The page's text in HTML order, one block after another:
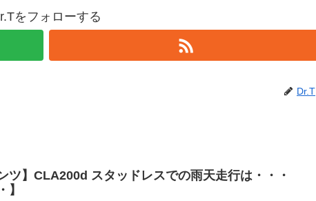
をフォローする
Dr.T
ツ】CLA200d スタッドレスでの雨天走行は・・・
】